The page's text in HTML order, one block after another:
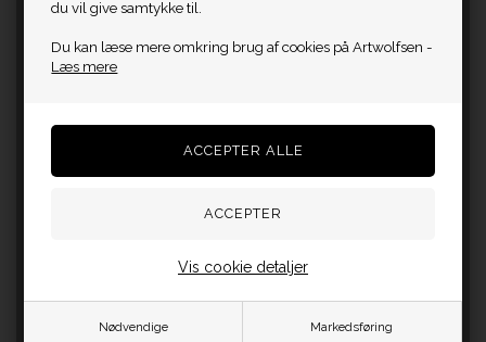
du vil give samtykke til.
Du kan læse mere omkring brug af cookies på Artwolfsen -
Læs mere
Nødvendige Markedsføring
Vis cookie detaljer